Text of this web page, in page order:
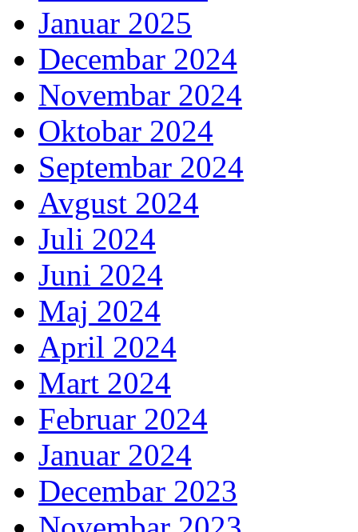
Januar 2025
Decembar 2024
Novembar 2024
Oktobar 2024
Septembar 2024
Avgust 2024
Juli 2024
Juni 2024
Maj 2024
April 2024
Mart 2024
Februar 2024
Januar 2024
Decembar 2023